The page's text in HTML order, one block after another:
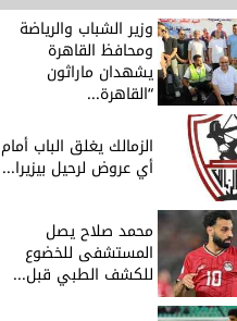
وزير الشباب والرياضة
ومحافظ القاهرة
يشهدان ماراثون
“القاهرة...
الزمالك يغلق الباب أمام
أي عروض لرحيل بيزيرا...
محمد صلاح يصل
المستشفى للخضوع
للكشف الطبي قبل...